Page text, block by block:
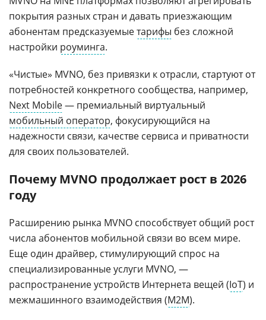
покрытия разных стран и давать приезжающим
абонентам предсказуемыетарифы без сложной
настройки роуминга.
«Чистые» MVNO, без привязки к отрасли, стартуют от
потребностей конкретного сообщества, например,
Next Mobile— премиальный виртуальный
мобильный оператор, фокусирующийся на
надежности связи, качестве сервиса и приватности
для своих пользователей.
Почему MVNO продолжает рост в 2026
году
Расширению рынка MVNO способствует общий рост
числа абонентов мобильной связи во всем мире.
Еще один драйвер, стимулирующий спрос на
специализированные услуги MVNO, —
распространение устройств Интернета вещей (IoT) и
межмашинного взаимодействия (M2M).